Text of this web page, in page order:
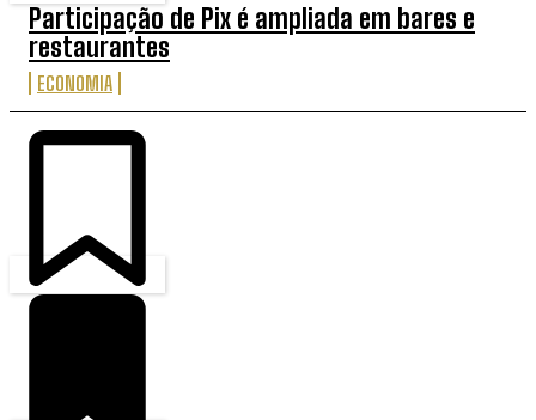
Participação de Pix é ampliada em bares e
restaurantes
ECONOMIA